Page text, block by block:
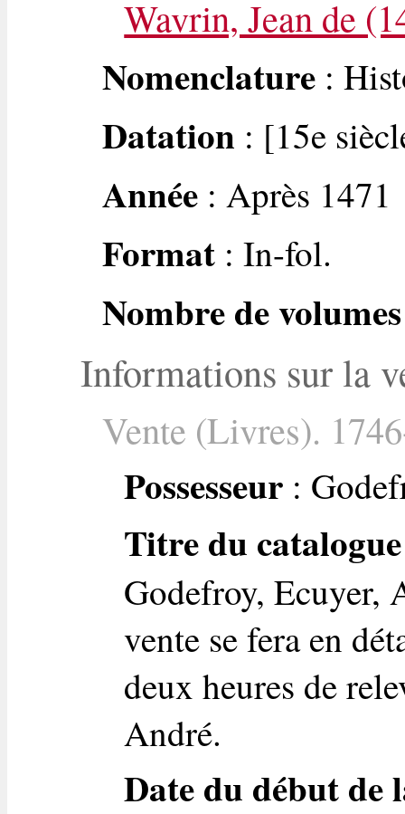
Wavrin, Jean de
Nomenclature:
Datation : [15e
Année: Après 1471
Format: In-fol.
Nombre de volumes
Informations sur la
Vente (Livres).
Possesseur :
Titre du catalogue
Godefroy, Ecuyer,
vente se fera en
deux heures de
André.
Date du début de